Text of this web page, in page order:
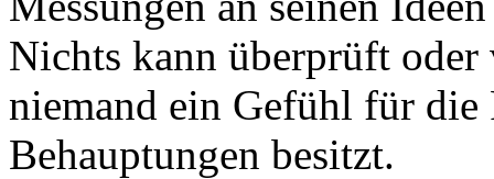
Nichts kann überprüft
niemand ein Gefühl für
Behauptungen besitzt.